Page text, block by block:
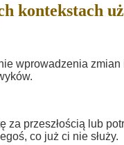
kontekstach
wprowadzenia zmian
przeszłością lub
co już ci nie służy.